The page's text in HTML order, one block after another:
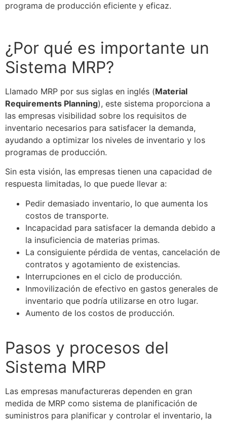
programa de producción eficiente y eficaz.
¿Por qué es importante un
Sistema MRP?
Llamado MRP por sus siglas en inglés (Material
Requirements Planning), este sistema proporciona a
las empresas visibilidad sobre los requisitos de
inventario necesarios para satisfacer la demanda,
ayudando a optimizar los niveles de inventario y los
programas de producción.
Sin esta visión, las empresas tienen una capacidad de
respuesta limitadas, lo que puede llevar a:
Pedir demasiado inventario, lo que aumenta los
costos de transporte.
Incapacidad para satisfacer la demanda debido a
la insuficiencia de materias primas.
La consiguiente pérdida de ventas, cancelación de
contratos y agotamiento de existencias.
Interrupciones en el ciclo de producción.
Inmovilización de efectivo en gastos generales de
inventario que podría utilizarse en otro lugar.
Aumento de los costos de producción.
Pasos y procesos del
Sistema MRP
Las empresas manufactureras dependen en gran
medida de MRP como sistema de planificación de
suministros para planificar y controlar el inventario, la